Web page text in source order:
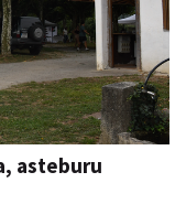
asteburu